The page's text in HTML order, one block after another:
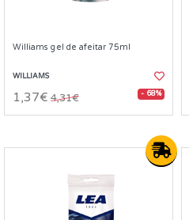
Williams gel de afeitar 75ml
WILLIAMS
1,37€ 4,31€ - 68%